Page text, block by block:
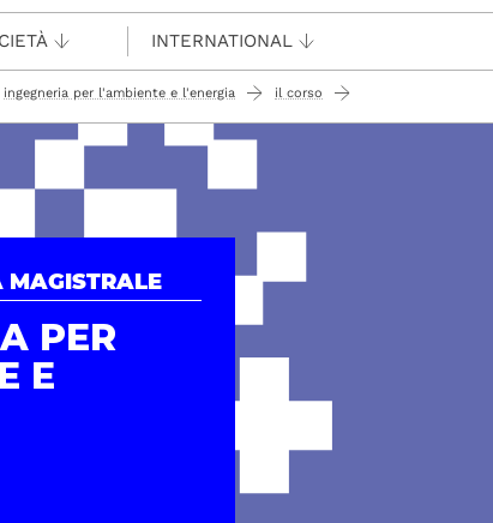
INTERNATIONAL
ingegneria per l'ambiente e l'energia il corso
MAGISTRALE
PER
E